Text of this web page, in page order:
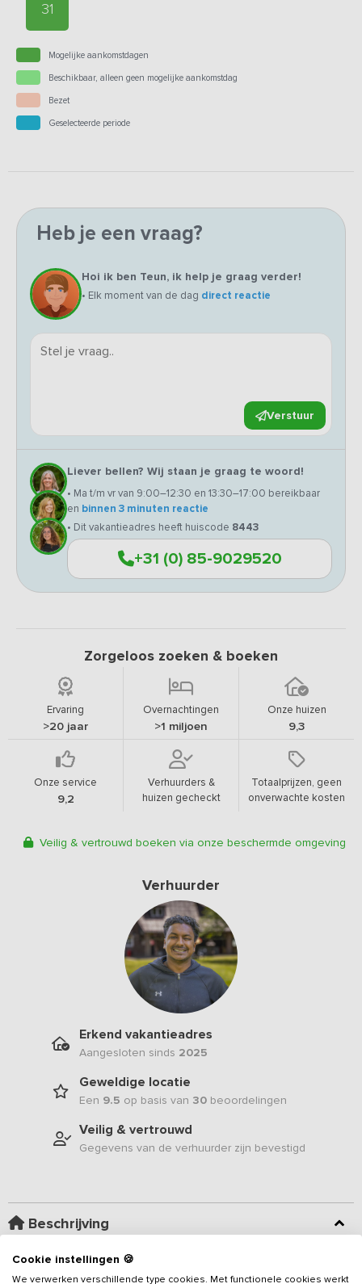
31
Mogelijke aankomstdagen
Beschikbaar, alleen geen mogelijke aankomstdag
Bezet
Geselecteerde periode
Heb je een vraag?
Hoi ik ben Teun, ik help je graag verder!
• Elk moment van de dag direct reactie
Verstuur
Liever bellen? Wij staan je graag te woord!
• Ma t/m vr van 9:00–12:30 en 13:30–17:00 bereikbaar
en binnen 3 minuten reactie
• Dit vakantieadres heeft huiscode 8443
+31 (0) 85-9029520
Zorgeloos zoeken & boeken
Ervaring
>20 jaar
Overnachtingen
>1 miljoen
Onze huizen
9,3
Onze service
9,2
Verhuurders &
huizen gecheckt
Totaalprijzen, geen
onverwachte kosten
Veilig & vertrouwd boeken via onze beschermde omgeving
Verhuurder
Erkend vakantieadres
Aangesloten sinds 2025
Geweldige locatie
Een 9.5 op basis van 30 beoordelingen
Veilig & vertrouwd
Gegevens van de verhuurder zijn bevestigd
Beschrijving
Geniet van een ontspannen verblijf in deze ruime en luxe
vakantieboerderij, geschikt voor 10 personen. De woning beschikt
Cookie instellingen 🍪
We verwerken verschillende type cookies. Met functionele cookies werkt